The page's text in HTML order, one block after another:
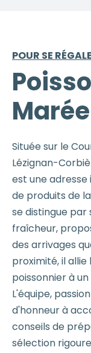
POUR SE
Située sur le
Lézignan-
est une
de produits de
se distingue
fraîcheur,
des arrivages
proximité, il
poissonnier à
L'équipe,
d'honneur à
conseils de
sélection